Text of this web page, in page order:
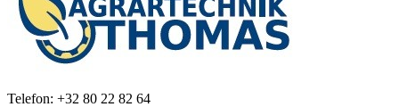
Telefon: +32 80 22 82 64